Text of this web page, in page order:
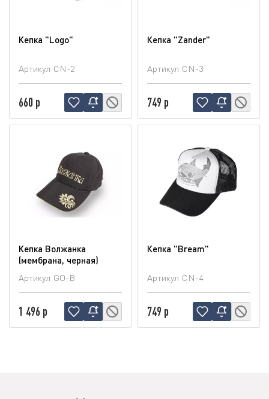
Кепка "Logo"
Артикул CN-2
660 р
Кепка "Zander"
Артикул CN-3
749 р
Кепка Волжанка
(мембрана, черная)
Артикул GO-B
1 496 р
Кепка "Bream"
Артикул CN-4
749 р